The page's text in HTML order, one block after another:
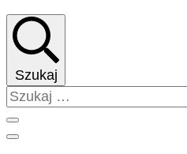
Szukaj
Szukaj: